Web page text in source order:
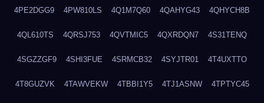
4PE2DGG9 4PW810LS 4Q1M7Q60 4QAHYG43 4QHYCH8B
4QL610TS 4QRSJ753 4QVTMIC5 4QXRDQN7 4S31TENQ
4SGZZGF9 4SHI3FUE 4SRMCB32 4SYJTR01 4T4UXTTO
4T8GUZVK 4TAWVEKW 4TBBI1Y5 4TJ1ASNW 4TPTYC45